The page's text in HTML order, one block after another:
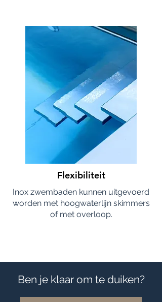
Flexibiliteit
Inox zwembaden kunnen uitgevoerd
worden met hoogwaterlijn skimmers
of met overloop.
Ben je klaar om te duiken?